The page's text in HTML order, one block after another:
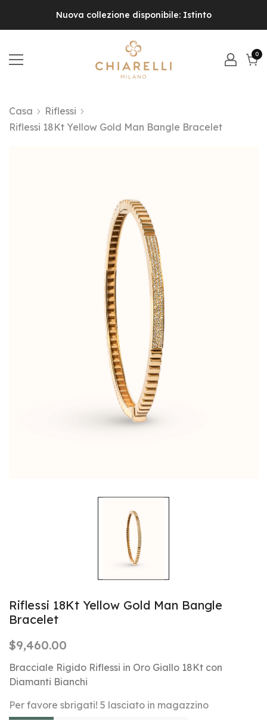
Nuova collezione disponibile: Istinto
00
Casa
Riflessi
Riflessi 18Kt Yellow Gold Man Bangle Bracelet
Riflessi 18Kt Yellow Gold Man Bangle
Bracelet
$9,460.00
Bracciale Rigido Riflessi in Oro Giallo 18Kt con
Diamanti Bianchi
Per favore sbrigati! 5 lasciato in magazzino